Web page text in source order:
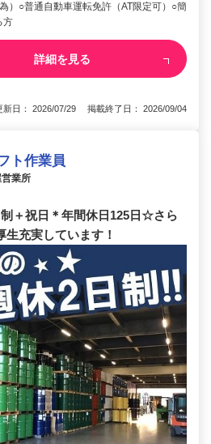
）○普通自動車運転免許（AT限定可）○簡
方
詳細を見る
新日： 2026/07/29 掲載終了日： 2026/09/04
ト作業員
業所
＋祝日＊年間休日125日☆さら
充実しています！